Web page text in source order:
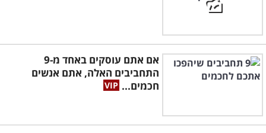
אם אתם עוסקים באחד מ-9
התחביבים האלה, אתם אנשים
חכמים...